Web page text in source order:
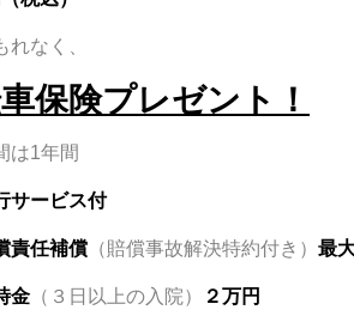
れなく、
保険プレゼント！
は1年間
サービス付
責任補償 （賠償事故解決特約付き） 最
金 （３日以上の入院） ２万円